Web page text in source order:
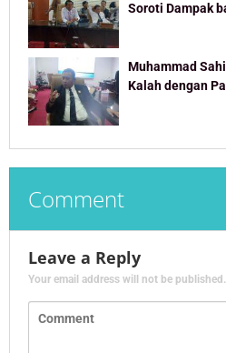
Soroti Dampak
Muhammad
Kalah dengan
Comment
Leave a Reply
Your email address will not be published.